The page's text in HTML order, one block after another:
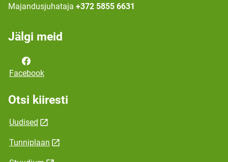
Majandusjuhataja +372 5855 6631
Jälgi meid
Facebook
Otsi kiiresti
Uudised
Tunniplaan